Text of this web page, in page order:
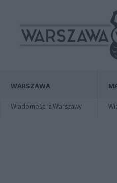
WARSZAWA
Wiadomości z Warszawy